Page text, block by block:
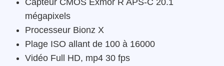
mégapixels
Processeur Bionz X
Plage ISO allant de 100 à 16000
Vidéo Full HD, mp4 30 fps